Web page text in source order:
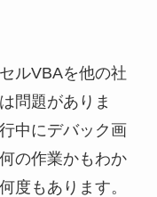
ルVBAを他の社
問題がありま
中にデバック画
の作業かもわか
度もあります。